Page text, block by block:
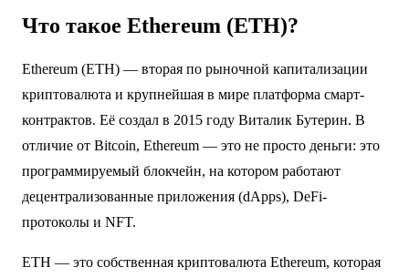
Что такое Ethereum (ETH)?
Ethereum (ETH) — вторая по рыночной капитализации
криптовалюта и крупнейшая в мире платформа смарт-
контрактов. Её создал в 2015 году Виталик Бутерин. В
отличие от Bitcoin, Ethereum — это не просто деньги: это
программируемый блокчейн, на котором работают
децентрализованные приложения (dApps), DeFi-
протоколы и NFT.
ETH — это собственная криптовалюта Ethereum, которая